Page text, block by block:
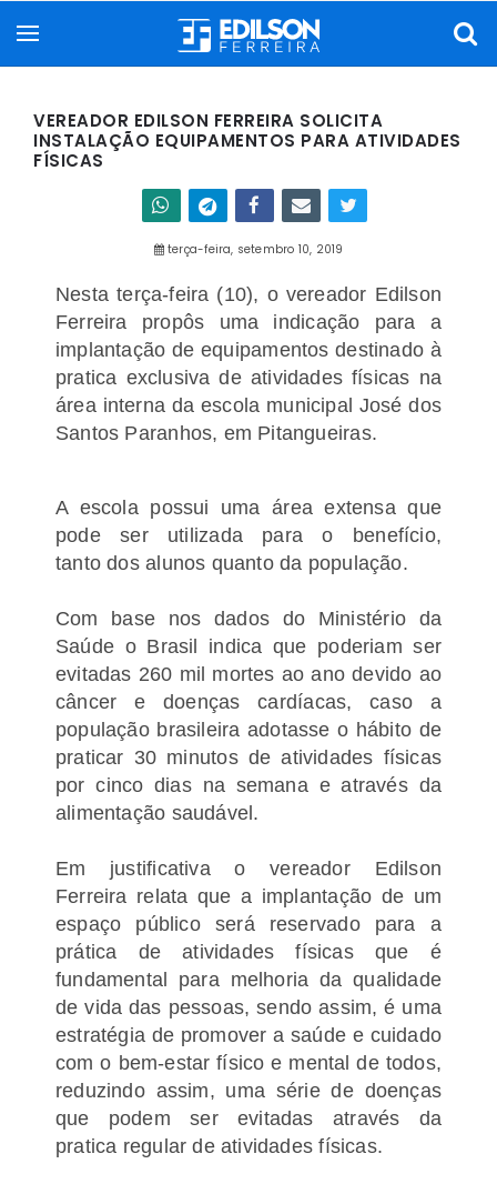
VEREADOR EDILSON FERREIRA SOLICITA
INSTALAÇÃO EQUIPAMENTOS PARA ATIVIDADES
FÍSICAS
terça-feira, setembro 10, 2019
Nesta terça-feira (10), o vereador Edilson
Ferreira propôs uma indicação para a
implantação de equipamentos destinado à
pratica exclusiva de atividades físicas na
área interna da escola municipal José dos
Santos Paranhos, em Pitangueiras.
A escola possui uma área extensa que
pode ser utilizada para o benefício,
tantodos alunos quanto da população.
Com base nos dados do Ministério da
Saúde o Brasil indica que poderiam ser
evitadas 260 mil mortes ao ano devido ao
câncere doenças cardíacas, caso a
população brasileira adotasse o hábito de
praticar 30 minutos de atividades físicas
por cinco dias na semana e através da
alimentação saudável.
Em justificativa o vereador Edilson
Ferreira relata que a implantação de um
espaço público será reservado para a
prática de atividades físicas que é
fundamental para melhoria da qualidade
de vida das pessoas, sendo assim, é uma
estratégia de promover a saúde e cuidado
com o bem-estar físico e mental de todos,
reduzindo assim, uma sériede doenças
que podem ser evitadas através da
pratica regular de atividades físicas.